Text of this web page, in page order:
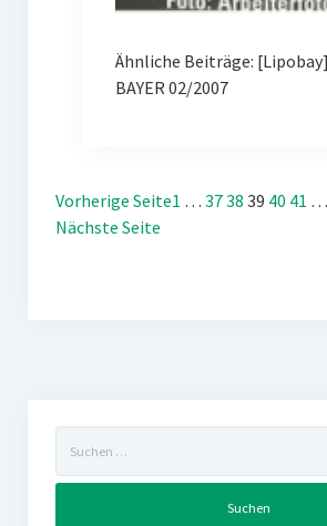
Ähnliche Beiträge: [Lipobay]
BAYER 02/2007
Vorherige Seite1 … 3738 39 40 41 …
Nächste Seite
nach: